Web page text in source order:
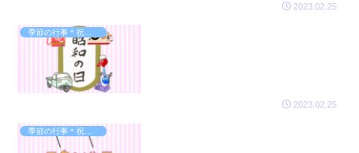
2023.02.25
2023.02.25